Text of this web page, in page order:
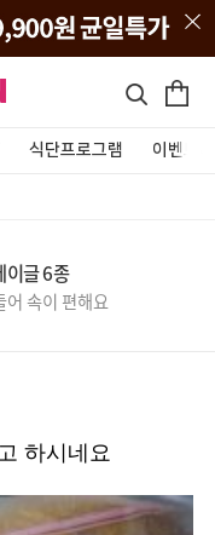
식단프로그램 이벤트&
이글 6종
속이 편해요
하시네요